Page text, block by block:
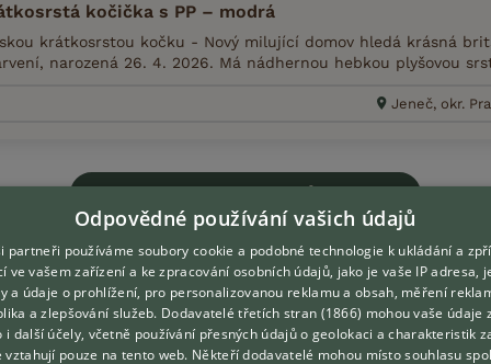
kočička s PP – modrá
krátkosrstou kočku - Nový milující domov hledá krásná
narozená 26. 4. 2026. Má nádhernou hebkou plyšovou
Jeneč, okr.
DOMOVSKÁ STRÁNKA
INZERCE
O nás
Kontakt
Odpovědné používání vašich údajů
partneři používáme soubory cookie a podobné technologie k ukládání a
ve vašem zařízení a ke zpracování osobních údajů, jako je vaše IP adresa,
a údaje o prohlížení, pro personalizovanou reklamu a obsah, měření
a zlepšování služeb. Dodavatelé třetích stran (1866) mohou vaše údaje
i další účely, včetně používání přesných údajů o geolokaci a charakteristik
vztahují pouze na tento web. Někteří dodavatelé mohou místo souhlasu